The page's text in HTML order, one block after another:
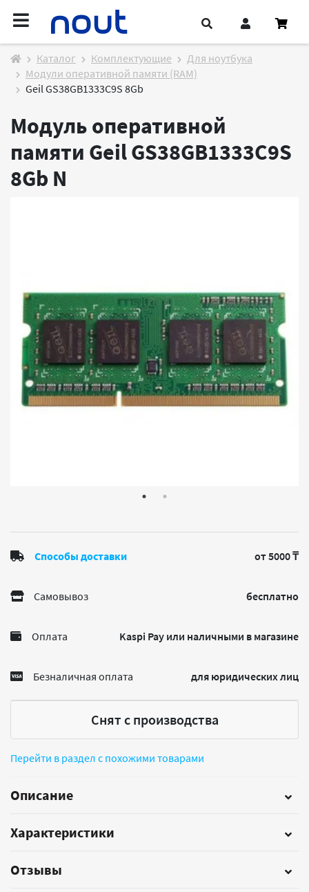
Каталог Комплектующие
Для ноутбука
Модули оперативной памяти (RAM)
Geil GS38GB1333C9S 8Gb
Модуль оперативной
памяти Geil GS38GB1333C9S
8Gb N
Способы доставки от 5000 ₸
Самовывоз бесплатно
Оплата Kaspi Pay или наличными в магазине
Безналичная оплата для юридических лиц
Снят с производства
Перейти в раздел с похожими товарами
Описание
Характеристики
Отзывы